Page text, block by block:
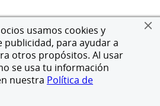
usamos cookies y
para ayudar a
otros propósitos. Al usar
se usa tu información
nuestra Política de